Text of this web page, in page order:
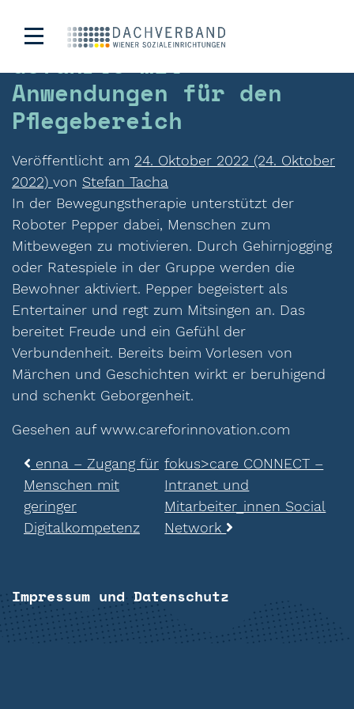
Robot.Care – Roboter-
Gefährte mit
Anwendungen für den
Pflegebereich
Veröffentlicht am 24. Oktober 2022 (24. Oktober
2022) von Stefan Tacha
In der Bewegungstherapie unterstützt der
Roboter Pepper dabei, Menschen zum
Mitbewegen zu motivieren. Durch Gehirnjogging
oder Ratespiele in der Gruppe werden die
Bewohner aktiviert. Pepper begeistert als
Entertainer und regt zum Mitsingen an. Das
bereitet Freude und ein Gefühl der
Verbundenheit. Bereits beim Vorlesen von
Märchen und Geschichten wirkt er beruhigend
und schenkt Geborgenheit.
Gesehen auf www.careforinnovation.com
Beitragsnavigation
enna – Zugang für
Menschen mit
geringer
Digitalkompetenz
fokus>care CONNECT –
Intranet und
Mitarbeiter_innen Social
Network
Impressum und Datenschutz